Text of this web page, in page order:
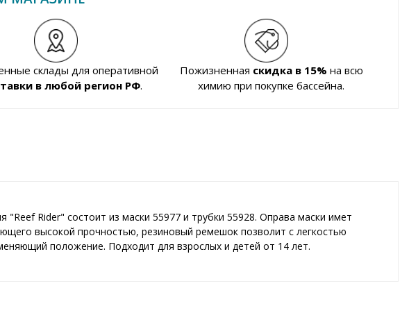
склады для оперативной
в любой регион РФ.
Пожизненная скидка в 15% на всю
химию при покупке бассейна.
Rider" состоит из маски 55977 и трубки 55928. Оправа маски имет
высокой прочностью, резиновый ремешок позволит с легкостью
положение. Подходит для взрослых и детей от 14 лет.